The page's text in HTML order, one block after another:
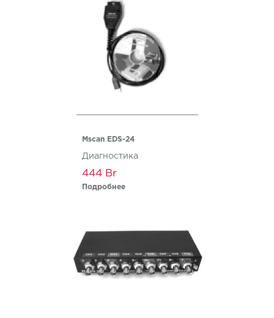
Mscan EDS-24
Диагностика
444
Подробнее